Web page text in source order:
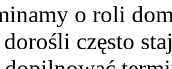
o roli
dorośli często